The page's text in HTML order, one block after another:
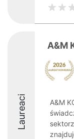
Laureaci
A&M
A&M